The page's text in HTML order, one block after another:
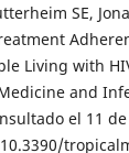
SE,
Living with
and
el 11